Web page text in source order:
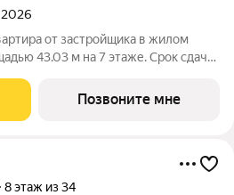
2026
от застройщика в жилом
43.03 м на 7 этаже. Срок сдачи
отлично развитойПозвоните мне
8 этаж из 34